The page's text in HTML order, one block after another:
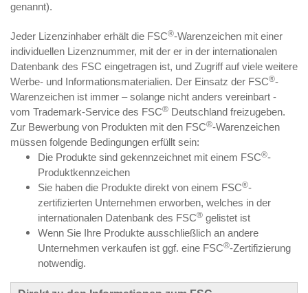
genannt).
Jeder Lizenzinhaber erhält die FSC®-Warenzeichen mit einer
individuellen Lizenznummer, mit der er in der internationalen
Datenbank des FSC eingetragen ist, und Zugriff auf viele weitere
Werbe- und Informationsmaterialien. Der Einsatz der FSC®-
Warenzeichen ist immer – solange nicht anders vereinbart -
vom Trademark-Service des FSC® Deutschland freizugeben.
Zur Bewerbung von Produkten mit den FSC®-Warenzeichen
müssen folgende Bedingungen erfüllt sein:
Die Produkte sind gekennzeichnet mit einem FSC®-
Produktkennzeichen
Sie haben die Produkte direkt von einem FSC®-
zertifizierten Unternehmen erworben, welches in der
internationalen Datenbank des FSC® gelistet ist
Wenn Sie Ihre Produkte ausschließlich an andere
Unternehmen verkaufen ist ggf. eine FSC®-Zertifizierung
notwendig.